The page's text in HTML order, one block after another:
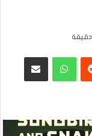
‏Reddit واتساب مشاركة عبر البريد